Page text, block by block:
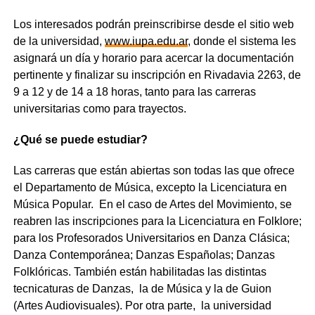
Los interesados podrán preinscribirse desde el sitio web
de la universidad, www.iupa.edu.ar, donde el sistema les
asignará un día y horario para acercar la documentación
pertinente y finalizar su inscripción en Rivadavia 2263, de
9 a 12 y de 14 a 18 horas, tanto para las carreras
universitarias como para trayectos.
¿Qué se puede estudiar?
Las carreras que están abiertas son todas las que ofrece
el Departamento de Música, excepto la Licenciatura en
Música Popular. En el caso de Artes del Movimiento, se
reabren las inscripciones para la Licenciatura en Folklore;
para los Profesorados Universitarios en Danza Clásica;
Danza Contemporánea; Danzas Españolas; Danzas
Folklóricas. También están habilitadas las distintas
tecnicaturas de Danzas, la de Música y la de Guion
(Artes Audiovisuales). Por otra parte, la universidad